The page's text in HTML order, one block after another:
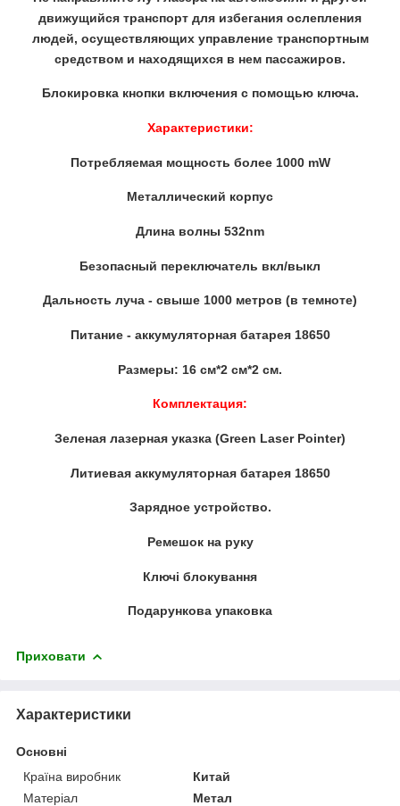
движущийся транспорт для избегания ослепления
людей, осуществляющих управление транспортным
средством и находящихся в нем пассажиров.
Блокировка кнопки включения с помощью ключа.
Характеристики:
Потребляемая мощность более 1000 mW
Металлический корпус
Длина волны 532nm
Безопасный переключатель вкл/выкл
Дальность луча - свыше 1000 метров (в темноте)
Питание - аккумуляторная батарея 18650
Размеры: 16 см*2 см*2 см.
Комплектация:
Зеленая лазерная указка (Green Laser Pointer)
Литиевая аккумуляторная батарея 18650
Зарядное устройство.
Ремешок на руку
Ключі блокування
Подарункова упаковка
Приховати
Характеристики
Основні
Країна виробник
Китай
Матеріал
Метал